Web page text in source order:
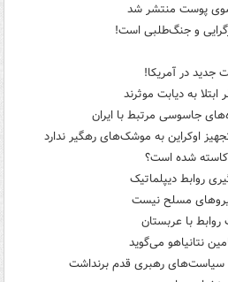
پوست منتشر شد
و جنگ‌طلبی است!
جدید در آمریکا!
به دیابت موثرند
جاسوسی مرتبط با ایران
اوکراین به موشک‌های رهگیر ندارد
کاسته شده است؟
روابط دیپلماتیک
مسلح نیست
با عربستان
نتانیاهو می‌گوید
سیاست‌های رهبری قدم برنداشت